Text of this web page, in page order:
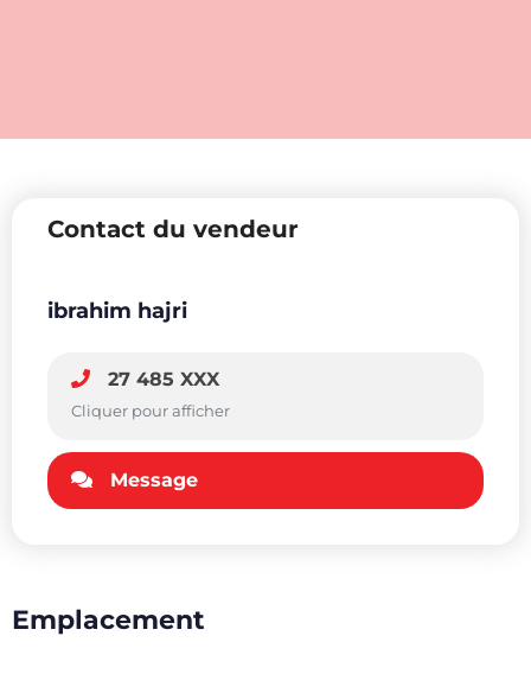
Contact du vendeur
ibrahim hajri
27 485 XXX
Cliquer pour afficher
Message
Emplacement